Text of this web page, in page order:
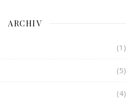
ARCHIV
(1)
(5)
(4)